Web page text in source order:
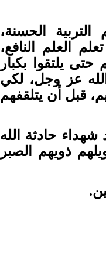
التربية الحسنة،
العلم النافع،
يلتقوا بكبار
عز وجل، لكي
قبل أن يتلقفهم
شهداء حادثة الله
ذويهم الصبر